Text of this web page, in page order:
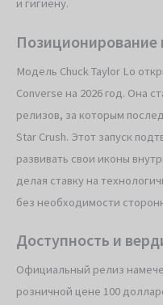
и гигиену.
Позиционирование
Модель Chuck Taylor Lo
Converse на 2026 год. Она
релизов, за которым
Star Crush. Этот запуск
развивать свои иконы
делая ставку на
без необходимости
Доступность и
Официальный релиз
розничной цене 100